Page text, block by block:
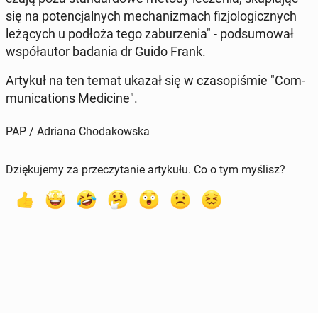
się na po­ten­cjal­nych me­cha­ni­zmach fi­zjo­lo­gicz­nych
le­żą­cych u podłoża tego za­bu­rze­nia" - pod­su­mo­wał
współ­au­tor badania dr Guido Frank.
Artykuł na ten temat ukazał się w cza­so­pi­śmie "Com­
mu­ni­ca­tions Me­di­ci­ne".
PAP / Adriana Chodakowska
Dziękujemy za przeczytanie artykułu. Co o tym myślisz?